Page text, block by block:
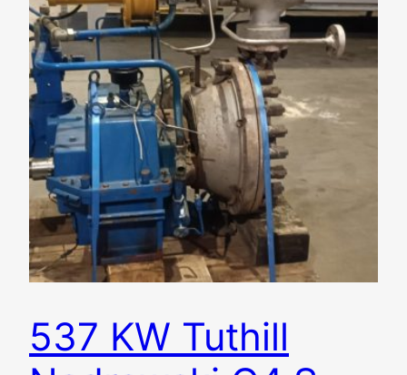
537 KW Tuthill